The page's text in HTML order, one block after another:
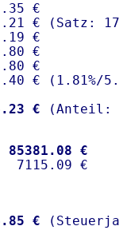
€
€ (Satz:
€
€
€
€ ( 1.81%/
€
85381.08 €
€